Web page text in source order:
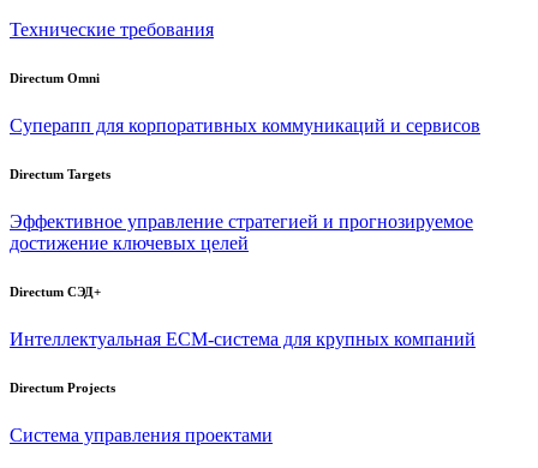
Технические требования
Directum Omni
Суперапп для корпоративных коммуникаций и сервисов
Directum Targets
Эффективное управление стратегией и прогнозируемое
достижение ключевых целей
Directum СЭД+
Интеллектуальная ECM-система для крупных компаний
Directum Projects
Система управления проектами